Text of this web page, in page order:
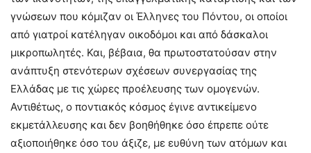
γνώσεων που κόμιζαν οι Έλληνες του Πόντου, οι οποίοι
από γιατροί κατέληγαν οικοδόμοι και από δάσκαλοι
μικροπωλητές. Και, βέβαια, θα πρωτοστατούσαν στην
ανάπτυξη στενότερων σχέσεων συνεργασίας της
Ελλάδας με τις χώρες προέλευσης των ομογενών.
Αντιθέτως, ο ποντιακός κόσμος έγινε αντικείμενο
εκμετάλλευσης και δεν βοηθήθηκε όσο έπρεπε ούτε
αξιοποιήθηκε όσο του άξιζε, με ευθύνη των ατόμων και